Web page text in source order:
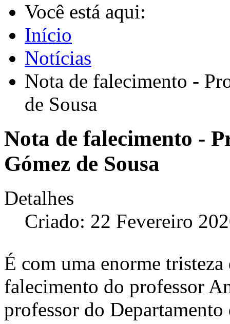
Você está aqui:
Início
Notícias
Nota de falecimento -
de Sousa
Nota de falecimento -
Gómez de Sousa
Detalhes
Criado: 22 Fevereiro
É com uma enorme
falecimento do professor
professor do